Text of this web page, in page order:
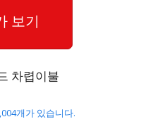
보기
차렵이불
개가 있습니다.